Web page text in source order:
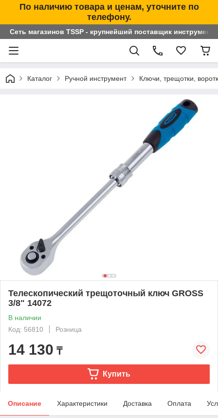
По наличию товара и ценам, уточните по
телефону.
Сеть магазинов TSSP - крупнейший поставщик
Каталог Ручной инструмент Ключи, трещотки,
Телескопический трещоточный ключ GROSS
3/8" 14072
В наличии
Код: 56810
Розница
14 130 ₸
Купить
Описание Характеристики Доставка Оплата